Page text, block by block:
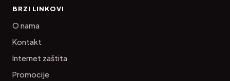
BRZI LINKOVI
O nama
Kontakt
Internet zaštita
Promocije